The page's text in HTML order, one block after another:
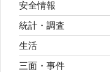
安全情報
統計・調査
生活
三面・事件